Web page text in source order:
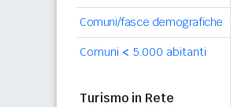
Comuni/fasce demografiche
Comuni < 5.000 abitanti
Turismo in Rete